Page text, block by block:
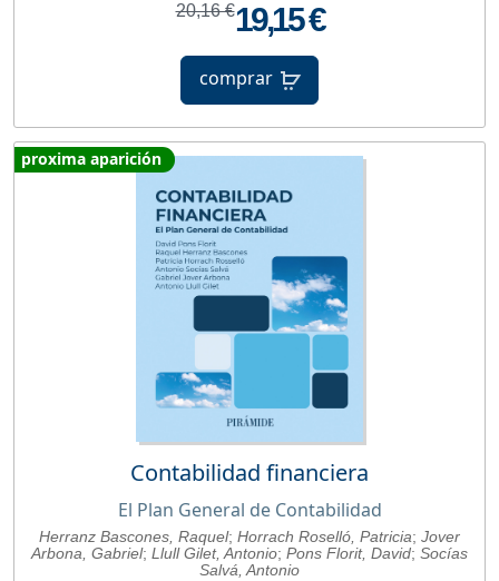
20,16 €19,15 €
comprar
proxima aparición
Contabilidad financiera
El Plan General de Contabilidad
Herranz Bascones, Raquel; Horrach Roselló, Patricia; Jover
Arbona, Gabriel; Llull Gilet, Antonio; Pons Florit, David; Socías
Salvá, Antonio